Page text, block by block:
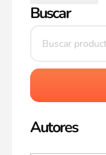
Buscar
Autores